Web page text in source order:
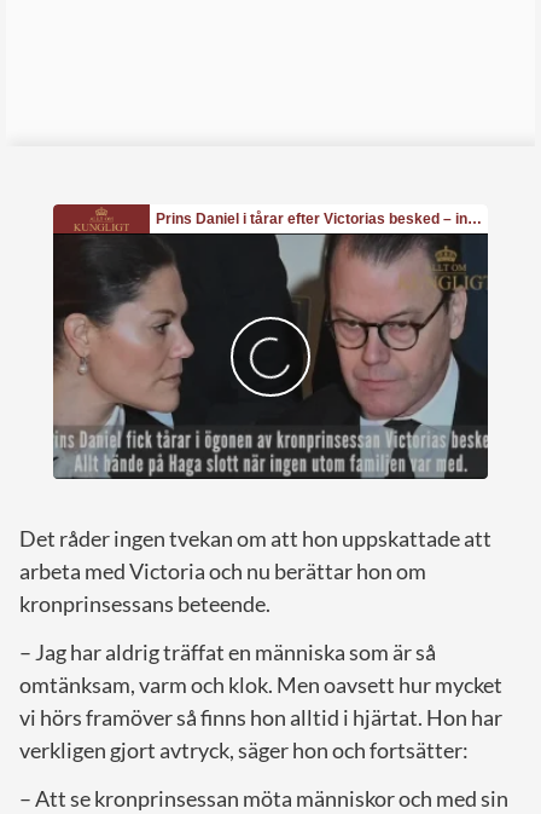
Det råder ingen tvekan om att hon uppskattade att
arbeta med Victoria och nu berättar hon om
kronprinsessans beteende.
– Jag har aldrig träffat en människa som är så
omtänksam, varm och klok. Men oavsett hur mycket
vi hörs framöver så finns hon alltid i hjärtat. Hon har
verkligen gjort avtryck, säger hon och fortsätter:
– Att se kronprinsessan möta människor och med sin